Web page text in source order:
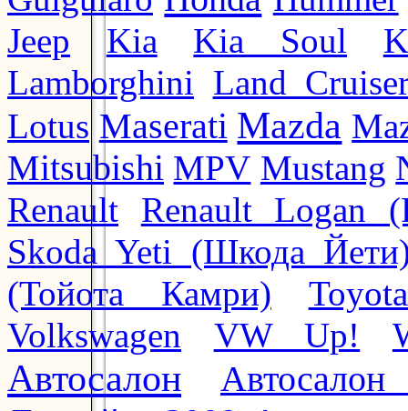
Jeep
Kia Kia Soul
Lamborghini Land
Lotus Maserati Mazda
Mitsubishi MPV Mustang
Renault
Renault Logan
Skoda Yeti (Шкода
(Тойота Камри)
Volkswagen VW Up!
Автосалон